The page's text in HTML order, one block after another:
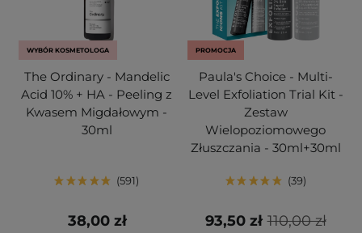
WYBÓR KOSMETOLOGA
The Ordinary - Mandelic
Acid 10% + HA - Peeling z
Kwasem Migdałowym -
30ml
591
38,00 zł
PROMOCJA
Paula's Choice - Multi-
Level Exfoliation Trial Kit -
Zestaw
Wielopoziomowego
Złuszczania - 30ml+30ml
39
110,00 zł
93,50 zł